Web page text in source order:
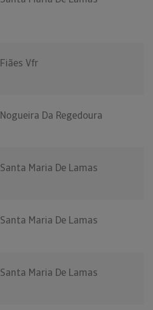
Fiães Vfr
Nogueira Da Regedoura
Santa Maria De Lamas
Santa Maria De Lamas
Santa Maria De Lamas